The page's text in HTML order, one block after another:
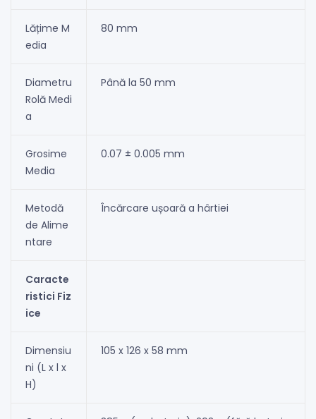
Lățime M
edia
80 mm
Diametru
Rolă Medi
a
Până la 50 mm
Grosime
Media
0.07 ± 0.005 mm
Metodă
de Alime
ntare
Încărcare ușoară a hârtiei
Caracte
ristici Fiz
ice
Dimensiu
ni (L x l x
H)
105 x 126 x 58 mm